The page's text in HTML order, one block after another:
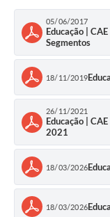
05/06/2017
Educação |
Segmentos
18/11/2019
26/11/2021
Educação |
2021
18/03/2026
18/03/2026